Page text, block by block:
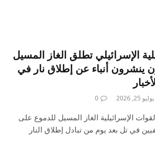
الإسرائيلي تطلق الغاز المسيل
ينشرون أنباء عن إطلاق نار في
يوليو 25, 2026 0
الإسرائيلية الغاز المسيل للدموع على
في تل بعد يوم من تبادل إطلاق النار